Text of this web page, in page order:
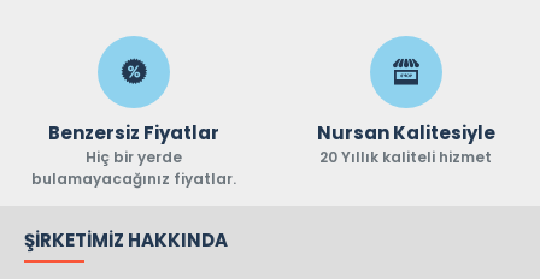
Benzersiz Fiyatlar
Hiç bir yerde
bulamayacağınız fiyatlar.
Nursan Kalitesiyle
20 Yıllık kaliteli hizmet
ŞIRKETIMIZ HAKKINDA